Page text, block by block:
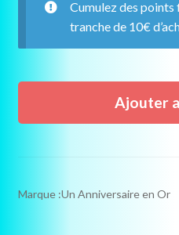
Cumulez des
tranche de 10€
enfant
Ajouter
Marque :Un Anniversaire en Or